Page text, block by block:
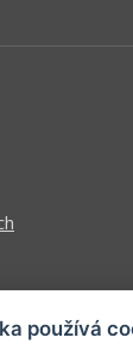
používá